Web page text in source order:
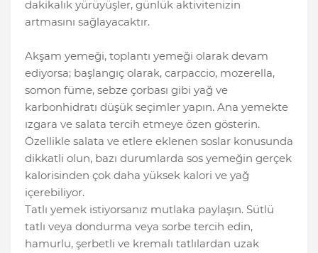
dakikalık yürüyüşler, günlük aktivitenizin
artmasını sağlayacaktır.
Akşam yemeği, toplantı yemeği olarak devam
ediyorsa; başlangıç olarak, carpaccio, mozerella,
somon füme, sebze çorbası gibi yağ ve
karbonhidratı düşük seçimler yapın. Ana yemekte
ızgara ve salata tercih etmeye özen gösterin.
Özellikle salata ve etlere eklenen soslar konusunda
dikkatli olun, bazı durumlarda sos yemeğin gerçek
kalorisinden çok daha yüksek kalori ve yağ
içerebiliyor.
Tatlı yemek istiyorsanız mutlaka paylaşın. Sütlü
tatlı veya dondurma veya sorbe tercih edin,
hamurlu, şerbetli ve kremalı tatlılardan uzak